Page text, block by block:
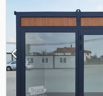
automatica. Catene
traino 3,5 T a sfera -Gancio
kg di massa rimorchiabile
percorrenze (nessun utilizzo
trilaterale, portellone
nel vano di carico, ecc.
specchietti retrovisori esterni
possibile -Consegna su
deducibile